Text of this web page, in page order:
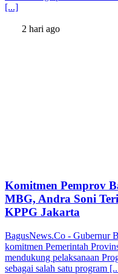
[...]
2 hari ago
Komitmen Pemprov
MBG, Andra Soni
KPPG Jakarta
BagusNews.Co - Gubernur
komitmen Pemerintah
mendukung pelaksanaan
sebagai salah satu program